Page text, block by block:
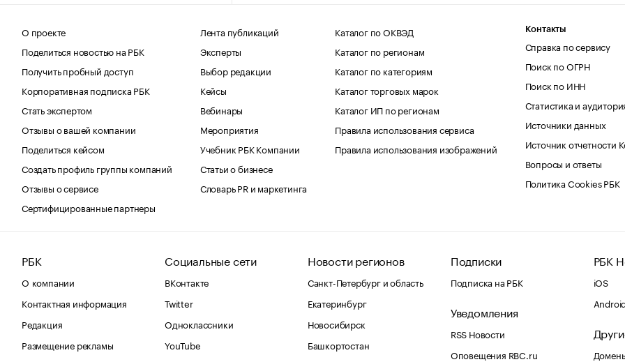
О проекте
Поделиться новостью на РБК
Получить пробный доступ
Корпоративная подписка РБК
Стать экспертом
Отзывы о вашей компании
Поделиться кейсом
Создать профиль группы компаний
Отзывы о сервисе
Сертифицированные партнеры
Лента публикаций
Эксперты
Выбор редакции
Кейсы
Вебинары
Мероприятия
Учебник РБК Компании
Статьи о бизнесе
Словарь PR и маркетинга
Каталог по ОКВЭД
Каталог по регионам
Каталог по категориям
Каталог торговых марок
Каталог ИП по регионам
Правила использования сервиса
Правила использования изображений
Контакты
Справка по сервису
Поиск по ОГРН
Поиск по ИНН
Статистика и
Источники данных
Источник отчетности
Вопросы и ответы
Политика Cookies РБК
РБК
О компании
Контактная информация
Редакция
Размещение рекламы
Социальные сети
ВКонтакте
Twitter
Одноклассники
YouTube
Новости регионов
Санкт-Петербург и область
Екатеринбург
Новосибирск
Башкортостан
Подписки
Подписка на РБК
Уведомления
RSS Новости
Оповещения RBC.ru
РБК
iOS